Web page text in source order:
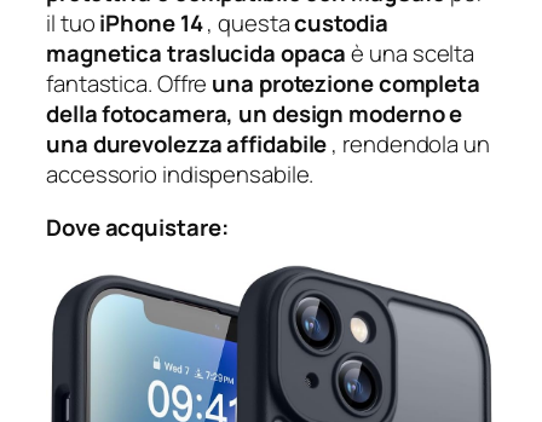
il tuoiPhone 14, questacustodia
magnetica traslucida opacaè una scelta
fantastica. Offre una protezione completa
della fotocamera, un design moderno e
una durevolezza affidabile, rendendola un
accessorio indispensabile.
Dove acquistare: